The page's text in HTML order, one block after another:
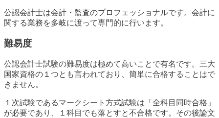
公認会計士は会計・監査のプロフェッショナルです。会計に
関する業務を多岐に渡って専門的に行います。
難易度
公認会計士試験の難易度は極めて高いことで有名です。三大
国家資格の１つとも言われており、簡単に合格することはで
きません。
１次試験であるマークシート方式試験は「全科目同時合格」
が必要であり、１科目でも落とすと不合格です。その後論文